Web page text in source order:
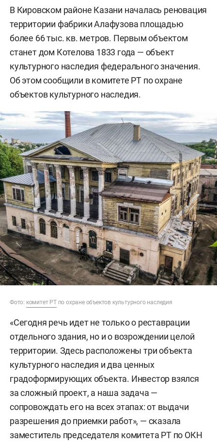
В Кировском районе Казани началась реновация
территории фабрики Алафузова площадью
более 66 тыс. кв. метров. Первым объектом
станет дом Котелова 1833 года — объект
культурного наследия федерального значения.
Об этом сообщили в комитете РТ по охране
объектов культурного наследия.
Фото: комитет РТпо охране объектов культурного наследия
«Сегодня речь идет не только о реставрации
отдельного здания, но и о возрождении целой
территории. Здесь расположены три объекта
культурного наследия и два ценных
градоформирующих объекта. Инвестор взялся
за сложный проект, а наша задача —
сопровождать его на всех этапах: от выдачи
разрешения до приемки работ», — сказала
заместитель председателя комитета РТ по ОКН